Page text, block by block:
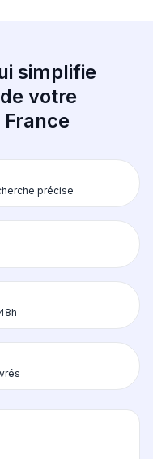
simplifie
votre
précise